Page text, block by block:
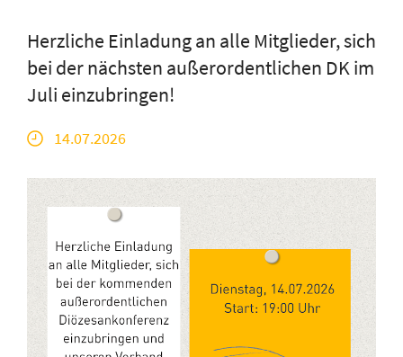
Herzliche Einladung an alle Mitglieder, sich
bei der nächsten außerordentlichen DK im
Juli einzubringen!
14.07.2026